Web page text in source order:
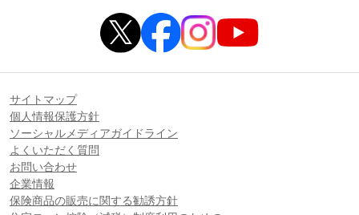
サイトマップ
個人情報保護方針
ソーシャルメディアガイドライン
よくいただく質問
お問い合わせ
企業情報
保険商品の販売に関する勧誘方針